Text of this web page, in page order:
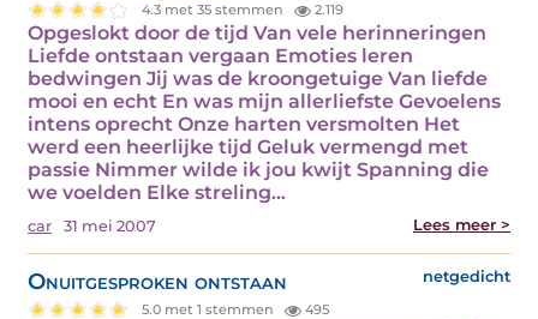
4.3 met 35 stemmen 2.119
Opgeslokt door de tijd Van vele herinneringen
Liefde ontstaan vergaan Emoties leren
bedwingen Jij was de kroongetuige Van liefde
mooi en echt En was mijn allerliefste Gevoelens
intens oprecht Onze harten versmolten Het
werd een heerlijke tijd Geluk vermengd met
passie Nimmer wilde ik jou kwijt Spanning die
we voelden Elke streling…
car 31 mei 2007 Lees meer >
Onuitgesproken ontstaan netgedicht
5.0 met 1 stemmen 495